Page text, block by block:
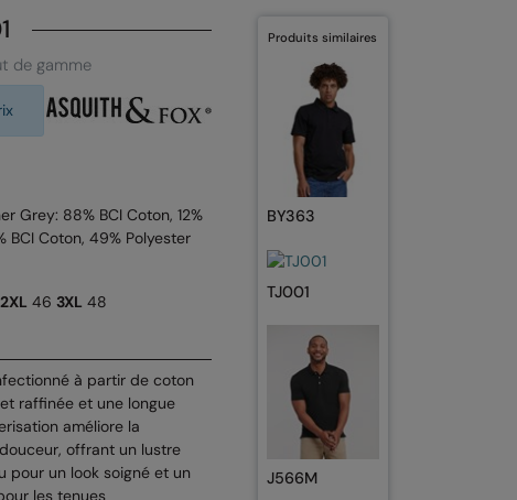
de gamme
Grey: 88% BCI Coton, 12%
BCI Coton, 49% Polyester
2XL 46 3XL 48
à partir de coton
raffinée et une longue
améliore la
offrant un lustre
pour un look soigné et un
les tenues
Produits similaires
BY363
TJ001
J566M